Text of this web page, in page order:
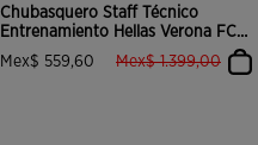
Chubasquero Staff Técnico
Entrenamiento Hellas Verona FC
24/25
Mex$ 559,60 Mex$ 1.399,00